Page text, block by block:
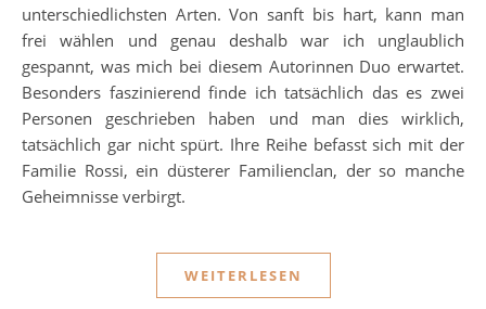
unterschiedlichsten Arten. Von sanft bis hart, kann man
frei wählen und genau deshalb war ich unglaublich
gespannt, was mich bei diesem Autorinnen Duo erwartet.
Besonders faszinierend finde ich tatsächlich das es zwei
Personen geschrieben haben und man dies wirklich,
tatsächlich gar nicht spürt. Ihre Reihe befasst sich mit der
Familie Rossi, ein düsterer Familienclan, der so manche
Geheimnisse verbirgt.
WEITERLESEN